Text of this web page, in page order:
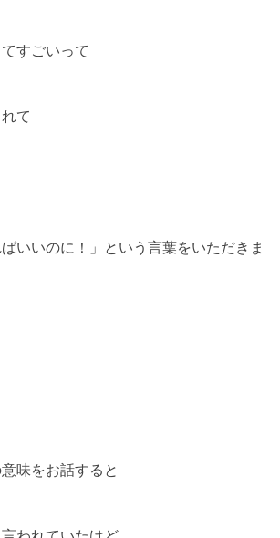
すごいって
て
ばいいのに！」という言葉をいただきま
味をお話すると